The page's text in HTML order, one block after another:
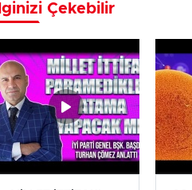
İlginizi Çekebilir